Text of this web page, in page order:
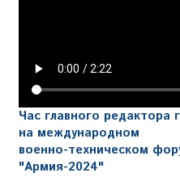
Час главного редактора
на международном
военно-техническом
"Армия-2024"